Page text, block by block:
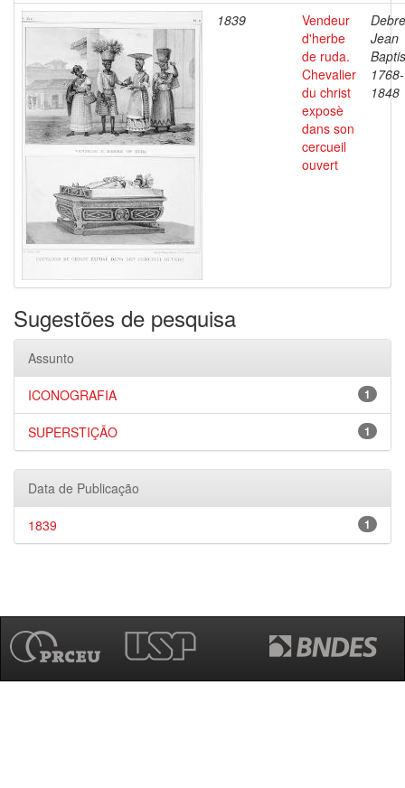
1839
Vendeur
d'herbe
de ruda.
Chevalier
du christ
exposè
dans son
cercueil
ouvert
Jean
1768-
1848
Sugestões de pesquisa
Assunto
1
ICONOGRAFIA
1
SUPERSTIÇÃO
Data de Publicação
1
1839